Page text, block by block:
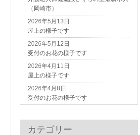
（岡崎市）
屋上の様子です
2026年5月13日
受付のお花の様子です
2026年5月12日
屋上の様子です
2026年4月11日
受付のお花の様子です
2026年4月8日
カテゴリー